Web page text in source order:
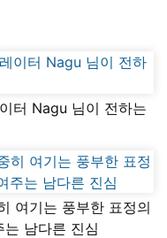
터 Nagu 님이 전하는
여기는 풍부한 표정의
는 남다른 진심